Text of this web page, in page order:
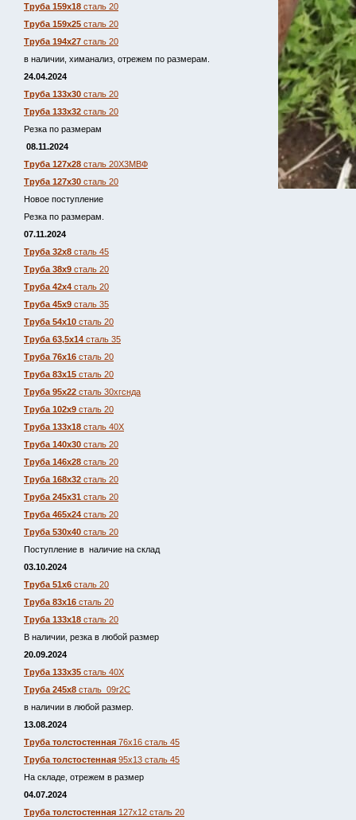
Труба 159х18 сталь 20
Труба 159х25 сталь 20
Труба 194х27 сталь 20
в наличии, химанализ, отрежем по размерам.
24.04.2024
Труба 133х30 сталь 20
Труба 133х32 сталь 20
Резка по размерам
08.11.2024
Труба 127х28 сталь 20Х3МВФ
Труба 127х30 сталь 20
Новое поступление
Резка по размерам.
07.11.2024
Труба 32х8 сталь 45
Труба 38х9 сталь 20
Труба 42х4 сталь 20
Труба 45х9 сталь 35
Труба 54х10 сталь 20
Труба 63,5х14 сталь 35
Труба 76х16 сталь 20
Труба 83х15 сталь 20
Труба 95х22 сталь 30хгснда
Труба 102х9 сталь 20
Труба 133х18 сталь 40Х
Труба 140х30 сталь 20
Труба 146х28 сталь 20
Труба 168х32 сталь 20
Труба 245х31 сталь 20
Труба 465х24 сталь 20
Труба 530х40 сталь 20
Поступление в наличие на склад
03.10.2024
Труба 51х6 сталь 20
Труба 83х16 сталь 20
Труба 133х18 сталь 20
В наличии, резка в любой размер
20.09.2024
Труба 133х35 сталь 40Х
Труба 245х8 сталь 09г2С
в наличии в любой размер.
13.08.2024
Труба толстостенная 76х16 сталь 45
Труба толстостенная 95х13 сталь 45
На складе, отрежем в размер
04.07.2024
Труба толстостенная 127х12 сталь 20